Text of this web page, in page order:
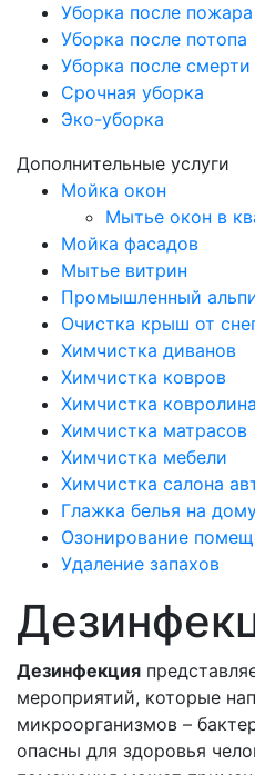
Уборка после пожара
Уборка после потопа
Уборка после смерти
Срочная уборка
Эко-уборка
Дополнительные услуги
Мойка окон
Мытье окон в
Мойка фасадов
Мытье витрин
Промышленный
Очистка крыш от
Химчистка диванов
Химчистка ковров
Химчистка ковролина
Химчистка матрасов
Химчистка мебели
Химчистка салона
Глажка белья на
Озонирование
Удаление запахов
Дезинфекция
мероприятий, которые
микроорганизмов –
опасны для здоровья